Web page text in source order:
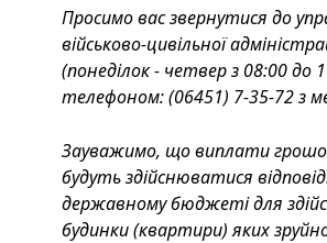
Просимо вас звернутися до
військово-цивільної
(понеділок - четвер з 08:00 до
телефоном: (06451) 7-35-72 з
Зауважимо, що виплати
будуть здійснюватися
державному бюджеті для
будинки (квартири) яких